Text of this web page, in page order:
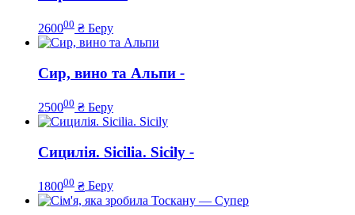
260000 ₴ Беру
Сир, вино та Альпи -
250000 ₴ Беру
Сицилія. Sicilia. Sicily -
180000 ₴ Беру